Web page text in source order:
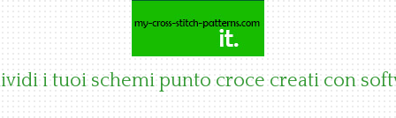
i tuoi schemi punto croce creati con